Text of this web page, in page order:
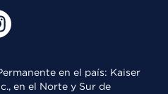
en el país: Kaiser
en el Norte y Sur de